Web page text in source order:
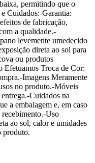
permitindo que o
Cuidados:-Garantia:
de fabricação,
a qualidade.-
levemente umedecido
direta ao sol para
ou produtos
Efetuamos Troca de Cor:
Imagens Meramente
no produto.-Móveis
Cuidados na
a embalagem e, em caso
recebimento.-Uso
ao sol, calor e umidades
produto.